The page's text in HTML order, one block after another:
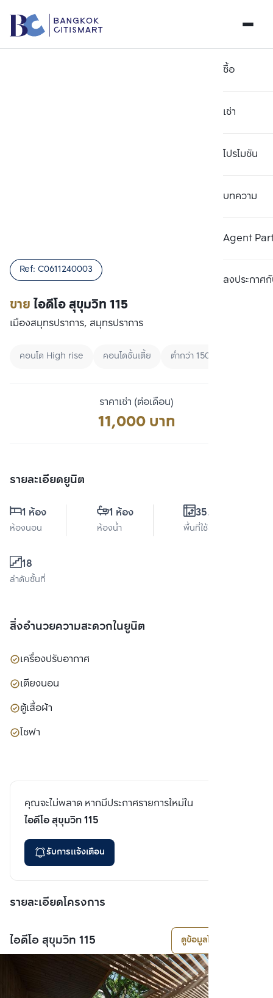
ซื้อ
เช่า
โปรโมชัน
บทความ
Agent
ลงประกาศกั
ขายไอดีโอ สุขุมวิท 115
Ref: C0611240003
เมืองสมุทรปราการ, สมุทรปราการ
คอนโด High rise คอนโดชั้นเตี้ย ต่ำกว่า 15000
ราคาเช่า (ต่อเดือน)
11,000 บาท
รายละเอียดยูนิต
1 ห้อง
ห้องนอน
1 ห้อง
ห้องน้ำ
35.5 ตร.ม.
พื้นที่ใช้สอย
18
ลำดับชั้นที่
สิ่งอำนวยความสะดวกในยูนิต
เครื่องปรับอากาศ
เตียงนอน
ตู้เสื้อผ้า
โซฟา
คุณจะไม่พลาด หากมีประกาศรายการใหม่ใน
ไอดีโอ สุขุมวิท 115
รับการแจ้งเตือน
รายละเอียดโครงการ
ไอดีโอ สุขุมวิท 115 ดูข้อมูลโครงการ
เปรียบเทียบ